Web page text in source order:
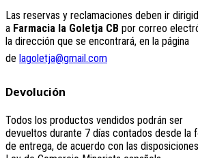
Las reservas y reclamaciones deben ir
a Farmacia la Goletja CB por correo
la dirección que se encontrará, en la página
de lagoletja@gmail.com
Devolución
Todos los productos vendidos podrán ser
devueltos durante 7 días contados desde la
de entrega, de acuerdo con las